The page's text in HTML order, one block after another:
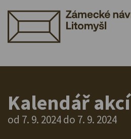
Kalendář akcí
od 7. 9. 2024 do 7. 9. 2024